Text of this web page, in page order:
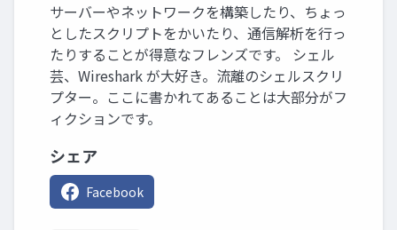
サーバーやネットワークを構築したり、ちょっ
としたスクリプトをかいたり、通信解析を行っ
たりすることが得意なフレンズです。 シェル
芸、Wireshark が大好き。流離のシェルスクリ
プター。ここに書かれてあることは大部分がフ
ィクションです。
シェア
Facebook